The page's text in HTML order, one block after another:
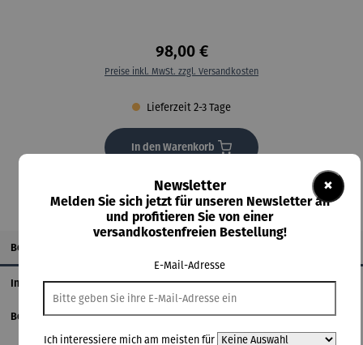
98,00 €
Preise inkl. MwSt. zzgl. Versandkosten
Lieferzeit 2-3 Tage
In den Warenkorb
Beschreibung
Informationen zum Hersteller
Bewertungen
×
Newsletter
Melden Sie sich jetzt für unseren Newsletter an
und profitieren Sie von einer
versandkostenfreien Bestellung!
E-Mail-Adresse
Ich interessiere mich am meisten für